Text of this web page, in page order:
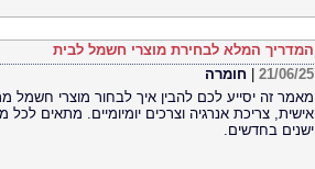
המדריך המלא לבחירת מוצרי חשמל לבית
21/06/25
חומרה
מאמר זה יסייע לכם להבין איך לבחור מוצרי חשמל
אישית, צריכת אנרגיה וצרכים יומיומיים. מתאים
ישנים בחדשים.